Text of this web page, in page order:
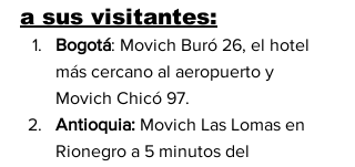
a sus visitantes:
Bogotá: Movich Buró 26, el hotel
más cercano al aeropuerto y
Movich Chicó 97.
Antioquia: Movich Las Lomas en
Rionegro a 5 minutos del